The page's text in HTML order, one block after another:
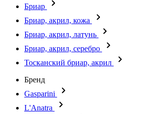
Бриар
Бриар, акрил, кожа
Бриар, акрил, латунь
Бриар, акрил, серебро
Тосканский бриар, акрил
Бренд
Gasparini
L'Anatra